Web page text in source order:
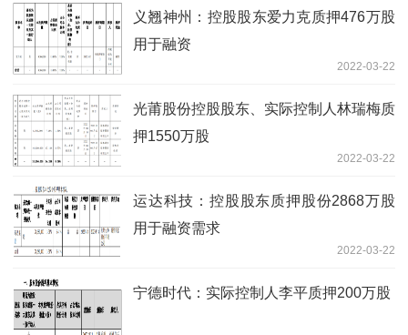
义翘神州：控股股东爱力克质押476万股
用于融资
2022-03-22
光莆股份控股股东、实际控制人林瑞梅质
押1550万股
2022-03-22
运达科技：控股股东质押股份2868万股
用于融资需求
2022-03-22
宁德时代：实际控制人李平质押200万股